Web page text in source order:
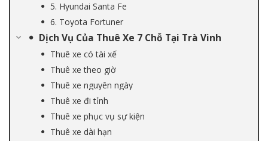
5. Hyundai Santa Fe
6. Toyota Fortuner
Dịch Vụ Của Thuê Xe 7 Chỗ Tại Trà Vinh
Thuê xe có tài xế
Thuê xe theo giờ
Thuê xe nguyên ngày
Thuê xe đi tỉnh
Thuê xe phục vụ sự kiện
Thuê xe dài hạn